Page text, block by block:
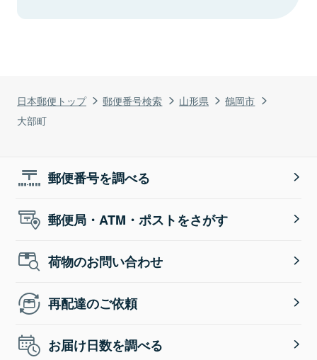
日本郵便トップ 郵便番号検索 山形県
鶴岡市
大部町
郵便番号を調べる
郵便局・ATM・ポストをさがす
荷物のお問い合わせ
再配達のご依頼
お届け日数を調べる